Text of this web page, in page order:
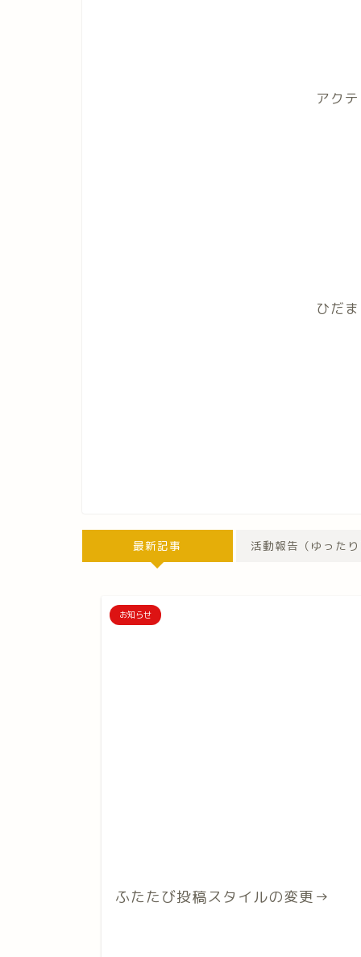
アク
ひだ
最新記事 活動報告（ゆったり
お知らせ
ふたたび投稿スタイルの変更→